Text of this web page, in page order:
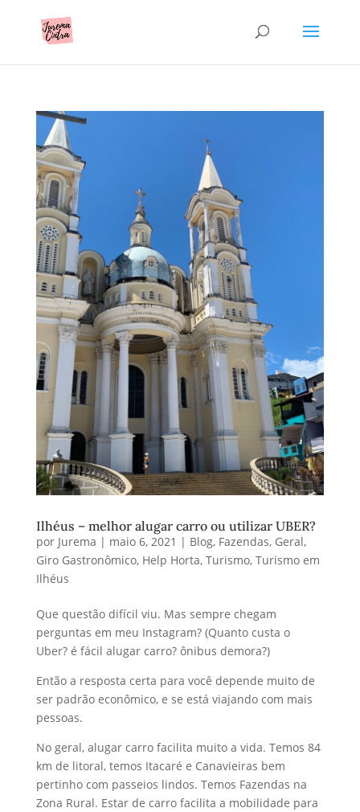
Ilhéus – melhor alugar carro ou utilizar UBER?
por Jurema | maio 6, 2021 | Blog, Fazendas, Geral,
Giro Gastronômico, Help Horta, Turismo, Turismo em
Ilhéus
Que questão difícil viu. Mas sempre chegam
perguntas em meu Instagram? (Quanto custa o
Uber? é fácil alugar carro? ônibus demora?)
Então a resposta certa para você depende muito de
ser padrão econômico, e se está viajando com mais
pessoas.
No geral, alugar carro facilita muito a vida. Temos 84
km de litoral, temos Itacaré e Canavieiras bem
pertinho com passeios lindos. Temos Fazendas na
Zona Rural. Estar de carro facilita a mobilidade para